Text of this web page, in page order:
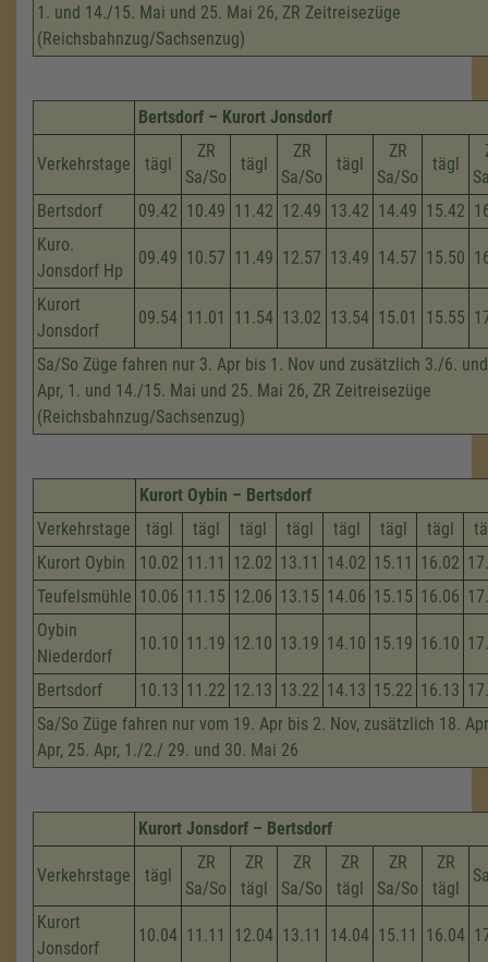
1. und 14./15. Mai und 25. Mai 26, ZR Zeitreisezüge
(Reichsbahnzug/Sachsenzug)
Bertsdorf – Kurort Jonsdorf
Verkehrstage tägl
ZR
Sa/So
tägl
ZR
Sa/So
tägl
ZR
Sa/So
tägl
Bertsdorf
09.42 10.49 11.42 12.49 13.42 14.49 15.42
Kuro.
Jonsdorf Hp
09.49 10.57 11.49 12.57 13.49 14.57 15.50
Kurort
Jonsdorf
09.54 11.01 11.54 13.02 13.54 15.01 15.55
Sa/So Züge fahren nur 3. Apr bis 1. Nov und zusätzlich 3./6.
Apr, 1. und 14./15. Mai und 25. Mai 26, ZR Zeitreisezüge
(Reichsbahnzug/Sachsenzug)
Kurort Oybin – Bertsdorf
Verkehrstage
tägl tägl tägl tägl tägl tägl tägl
Kurort Oybin
10.02 11.11 12.02 13.11 14.02 15.11 16.02
Teufelsmühle 10.06 11.15 12.06 13.15 14.06 15.15 16.06
Oybin
Niederdorf
10.10 11.19 12.10 13.19 14.10 15.19 16.10
Bertsdorf 10.13 11.22 12.13 13.22 14.13 15.22 16.13
Sa/So Züge fahren nur vom 19. Apr bis 2. Nov, zusätzlich 18.
Apr, 25. Apr, 1./2./ 29. und 30. Mai 26
Kurort Jonsdorf – Bertsdorf
Verkehrstage tägl
ZR
Sa/So
ZR
tägl
ZR
Sa/So
ZR
tägl
ZR
Sa/So
ZR
tägl
Kurort
Jonsdorf
10.04 11.11 12.04 13.11 14.04 15.11 16.04